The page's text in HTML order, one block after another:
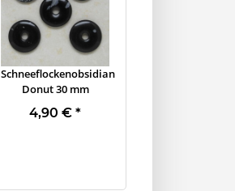
Schneeflockenobsidian
Donut 30 mm
4,90 €*